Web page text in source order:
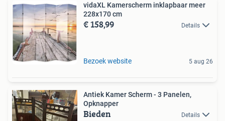
vidaXL Kamerscherm inklapbaar meer
228x170 cm
€ 158,99 Details
Bezoek website 5 aug 26
Antiek Kamer Scherm - 3 Panelen,
Opknapper
Bieden Details